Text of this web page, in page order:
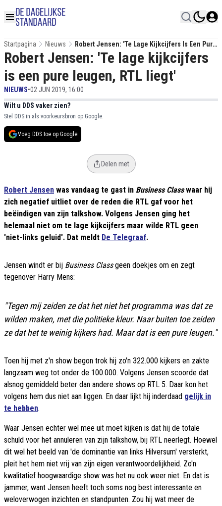
Startpagina Nieuws
Robert Jensen: 'Te Lage Kijkcijfers Is Een Pure
Leugen, RTL Liegt'
Robert Jensen: 'Te lage kijkcijfers
is een pure leugen, RTL liegt'
NIEUWS•02 JUN 2019, 16:00
Wilt u DDS vaker zien?
Stel DDS in als voorkeursbron op Google.
Voeg DDS toe op Google
Delen met
Robert Jensen was vandaag te gast in Business Classwaar hij
zich negatief uitliet over de reden die RTL gaf voor het
beëindigen van zijn talkshow. Volgens Jensen ging het
helemaal niet om te lage kijkcijfers maar wilde RTL geen
'niet-links geluid'. Dat meldt De Telegraaf.
Jensen windt er bij Business Classgeen doekjes om en zegt
tegenover Harry Mens:
"Tegen mij zeiden ze dat het niet het programma was dat ze
wilden maken, met die politieke kleur. Naar buiten toe zeiden
ze dat het te weinig kijkers had. Maar dat is een pure leugen."
Toen hij met z'n show begon trok hij zo'n 322.000 kijkers en zakte
langzaam weg tot onder de 100.000. Volgens Jensen scoorde dat
alsnog gemiddeld beter dan andere shows op RTL 5. Daar kon het
volgens hem dus niet aan liggen. En daar lijkt hij inderdaad gelijk in
te hebben.
Waar Jensen echter wel mee uit moet kijken is dat hij de totale
schuld voor het annuleren van zijn talkshow, bij RTL neerlegt. Hoewel
dit wel het beeld van 'de dominantie van links Hilversum' versterkt,
pleit het hem niet vrij van zijn eigen verantwoordelijkheid. Zo'n
kwalitatief hoogwaardige show was het nu ook weer niet. En dat is
jammer, want Jensen heeft toch soms nog best interessante en
weloverwogen inzichten en standpunten. Zou hij wat meer de